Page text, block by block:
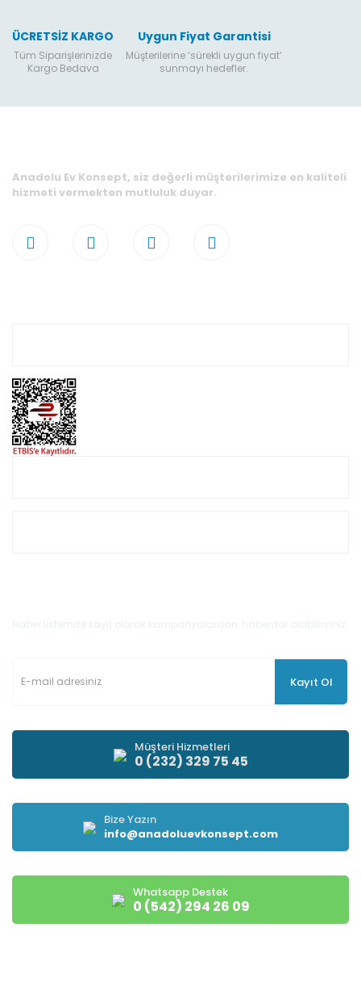
ÜCRETSİZ KARGO
Tüm Siparişlerinizde
Kargo Bedava
Uygun Fiyat Garantisi
Müşterilerine ‘sürekli uygun fiyat’
sunmayı hedefler.
Anadolu Ev Konsept, siz değerli müşterilerimize en kaliteli
hizmeti vermekten mutluluk duyar.
Kayıt Ol
Müşteri Hizmetleri
0 (232) 329 75 45
Bize Yazın
info@anadoluevkonsept.com
Whatsapp Destek
0 (542) 294 26 09